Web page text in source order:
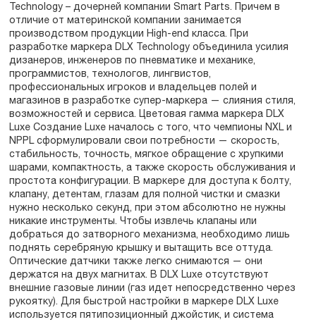
Technology – дочерней компании Smart Parts. Причем в
отличие от материнской компании занимается
производством продукции High-end класса. При
разработке маркера DLX Technology объединила усилия
дизанеров, инженеров по пневматике и механике,
программистов, технологов, лингвистов,
профессиональных игроков и владельцев полей и
магазинов в разработке супер-маркера — слияния стиля,
возможностей и сервиса. Цветовая гамма маркера DLX
Luxe Создание Luxe началось с того, что чемпионы NXL и
NPPL сформулировали свои потребности — скорость,
стабильность, точность, мягкое обращение с хрупкими
шарами, компактность, а также скорость обслуживания и
простота конфигурации. В маркере для доступа к болту,
клапану, детентам, глазам для полной чистки и смазки
нужно несколько секунд, при этом абсолютно не нужны
никакие инструменты. Чтобы извлечь клапаны или
добраться до затворного механизма, необходимо лишь
поднять серебряную крышку и вытащить все оттуда.
Оптические датчики также легко снимаются — они
держатся на двух магнитах. В DLX Luxe отсутствуют
внешние газовые линии (газ идет непосредственно через
рукоятку). Для быстрой настройки в маркере DLX Luxe
используется пятипозиционный джойстик, и система